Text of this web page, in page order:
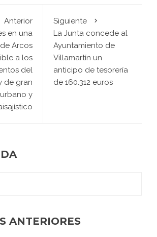
Anterior
en una
Arcos
a los
del
de gran
y
Siguiente
La Junta concede al
Ayuntamiento de
Villamartín un
anticipo de tesorería
de 160.312 euros
ANTERIORES